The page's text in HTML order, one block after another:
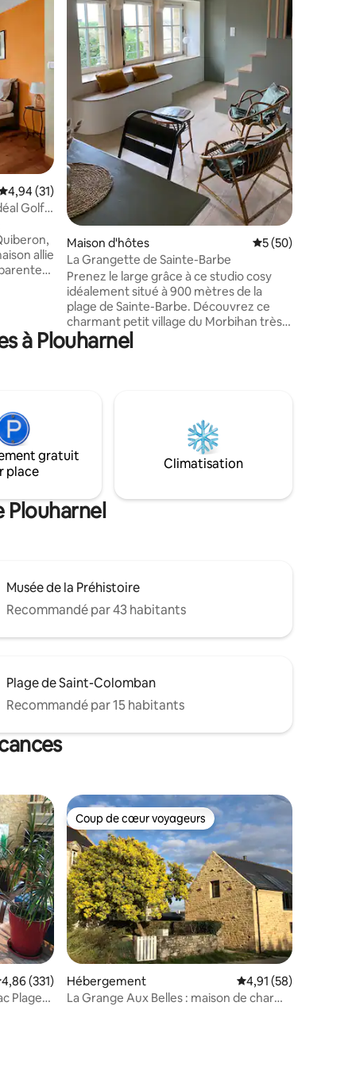
: 4,88 sur 5
moyenne sur la base de 31 commentaires : 4,94 sur 5
4,94 (31)
Golfe
allie
Maison d'hôtes Évaluation
5 (50)
La Grangette de Sainte-Barbe
Prenez le large grâce à ce studio cosy
idéalement situé à 900 mètres de la
plage de Sainte-Barbe. Découvrez ce
charmant petit village du Morbihan très
ressourçant entre terre et mer,
permettant de profiter de multiples
marin, véritable invitation à l'évasion et à
la détente. Une petite terrasse est mise
à votre disposition(voir photos).
à Plouharnel
gratuit
place
Climatisation
Plouharnel
Musée de la Préhistoire
Recommandé par 43 habitants
Plage de Saint-Colomban
Recommandé par 15 habitants
: 5 sur 5
moyenne sur la base de 331 commentaires : 4,86 sur 5
4,86 (331)
Plage
Coup de cœur voyageurs
Coup de cœur voyageurs
Hébergement Évaluation moyenne
4,91 (58)
La Grange Aux Belles : maison de charme